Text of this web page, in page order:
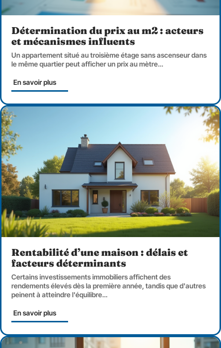
Détermination du prix au m2 : acteurs
et mécanismes influents
Un appartement situé au troisième étage sans ascenseur dans
le même quartier peut afficher un prix au mètre…
En savoir plus
Rentabilité d’une maison : délais et
facteurs déterminants
Certains investissements immobiliers affichent des
rendements élevés dès la première année, tandis que d'autres
peinent à atteindre l'équilibre…
En savoir plus